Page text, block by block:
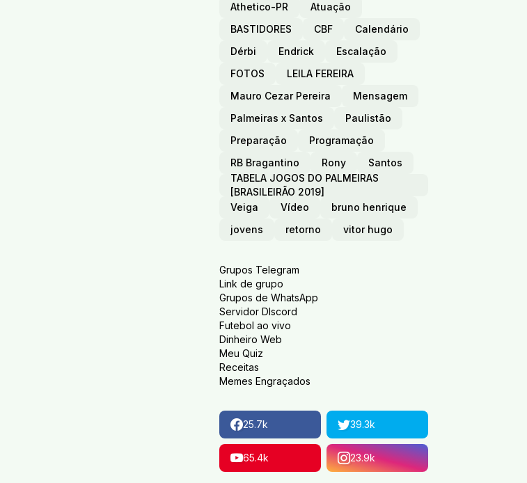
Athetico-PR
Atuação
BASTIDORES
CBF
Calendário
Dérbi
Endrick
Escalação
FOTOS
LEILA FEREIRA
Mauro Cezar Pereira
Mensagem
Palmeiras x Santos
Paulistão
Preparação
Programação
RB Bragantino
Rony
Santos
TABELA JOGOS DO PALMEIRAS
[BRASILEIRÃO 2019]
Veiga
Vídeo
bruno henrique
jovens
retorno vitor hugo
Grupos Telegram
Link de grupo
Grupos de WhatsApp
Servidor DIscord
Futebol ao vivo
Dinheiro Web
Meu Quiz
Receitas
Memes Engraçados
25.7k 39.3k
65.4k 23.9k